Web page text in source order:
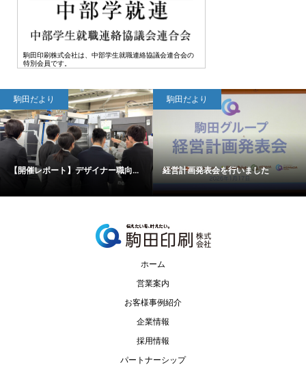
駒田印刷株式会社は、中部学生就職連絡協議会連合会の
特別会員です。
駒田だより
【開催レポート】デザイナー職向...
駒田だより
経営計画発表会を行いました
ホーム
営業案内
お客様事例紹介
企業情報
採用情報
パートナーシップ